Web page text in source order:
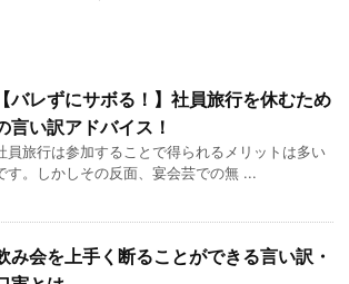
【バレずにサボる！】社員旅行を休むため
言い訳アドバイス！
員旅行は参加することで得られるメリットは多い
す。しかしその反面、宴会芸での無 ...
み会を上手く断ることができる言い訳・